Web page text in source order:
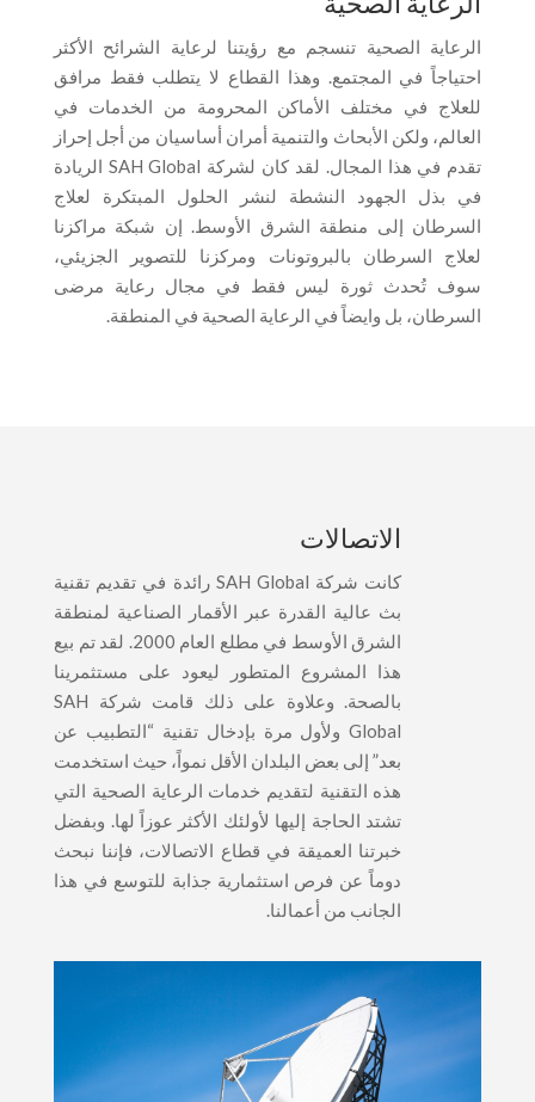
الرعاية الصحية تنسجم مع رؤيتنا لرعاية الشرائح الأكثر
احتياجاً في المجتمع. وهذا القطاع لا يتطلب فقط مرافق
للعلاج في مختلف الأماكن المحرومة من الخدمات في
العالم، ولكن الأبحاث والتنمية أمران أساسيان من أجل إحراز
تقدم في هذا المجال. لقد كان لشركة SAH Global الريادة
في بذل الجهود النشطة لنشر الحلول المبتكرة لعلاج
السرطان إلى منطقة الشرق الأوسط. إن شبكة مراكزنا
لعلاج السرطان بالبروتونات ومركزنا للتصوير الجزيئي،
سوف تُحدث ثورة ليس فقط في مجال رعاية مرضى
السرطان، بل وايضاً في الرعاية الصحية في المنطقة.
الاتصالات
كانت شركة SAH Global رائدة في تقديم تقنية
بث عالية القدرة عبر الأقمار الصناعية لمنطقة
الشرق الأوسط في مطلع العام 2000. لقد تم بيع
هذا المشروع المتطور ليعود على مستثمرينا
بالصحة. وعلاوة على ذلك قامت شركة SAH
Global ولأول مرة بإدخال تقنية “التطبيب عن
بعد” إلى بعض البلدان الأقل نمواً، حيث استخدمت
هذه التقنية لتقديم خدمات الرعاية الصحية التي
تشتد الحاجة إليها لأولئك الأكثر عوزاً لها. وبفضل
خبرتنا العميقة في قطاع الاتصالات، فإننا نبحث
دوماً عن فرص استثمارية جذابة للتوسع في هذا
الجانب من أعمالنا.